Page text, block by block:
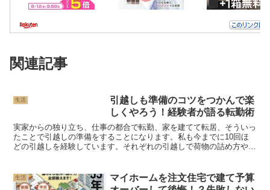
関連記事
生活
引越しも準備のコツをつかんで楽
しくやろう！経験者が語る転勤術
実家からの独り立ち、仕事の都合で転勤、家を建てて転居、そういっ
たことで引越しの準備をすることになります。私も今までに10回ほ
どの引越しを経験しています。それぞれの引越しで荷物の詰め方や準
生活
マイホームを注文住宅で建て予算